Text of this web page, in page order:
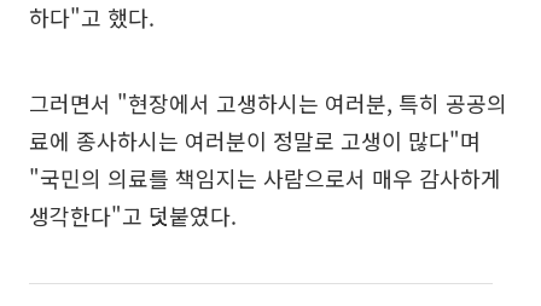
하다"고 했다.
그러면서 "현장에서 고생하시는 여러분, 특히 공공의
료에 종사하시는 여러분이 정말로 고생이 많다"며
"국민의 의료를 책임지는 사람으로서 매우 감사하게
생각한다"고 덧붙였다.